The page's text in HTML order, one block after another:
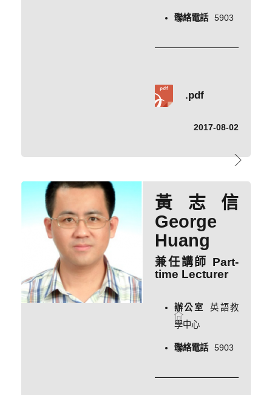
聯絡電話 5903
.pdf
2017-08-02
黃志信
George
Huang
兼任講師 Part-
time Lecturer
辦公室
英語教
學中心
聯絡電話 5903